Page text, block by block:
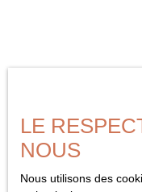
LE
NOUS
Nous utilisons des